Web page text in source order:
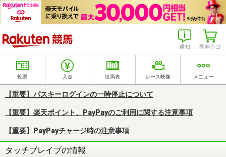
馬券カゴ
通知
投票 入金 出馬表 レース映像 メニュー
【重要】パスキーログインの一時停止について
【重要】楽天ポイント、PayPayのご利用に関する注意事項
【重要】PayPayチャージ時の注意事項
タッチブレイブの情報